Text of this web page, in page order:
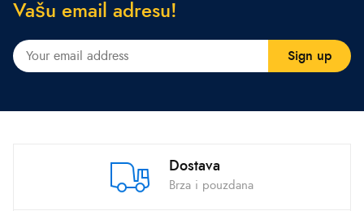
Vašu emai ad resu!
Dostava
Brza i pouzdana